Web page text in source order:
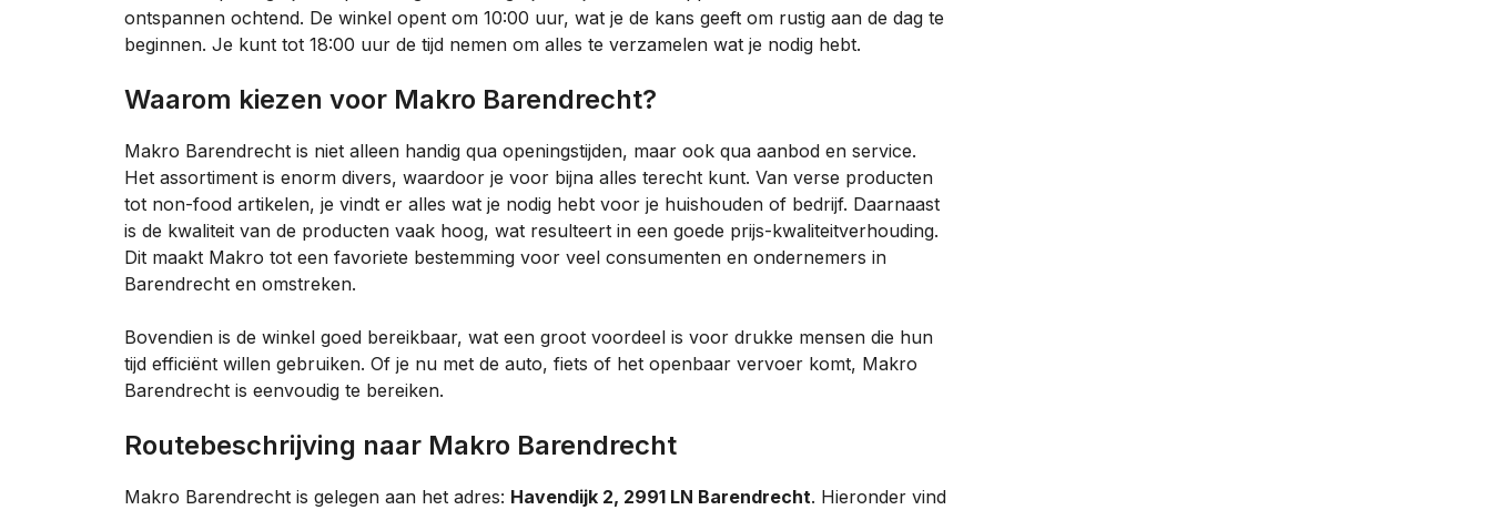
ontspannen ochtend. De winkel opent om 10:00 uur, wat je de kans geeft om rustig aan de dag te
beginnen. Je kunt tot 18:00 uur de tijd nemen om alles te verzamelen wat je nodig hebt.
Waarom kiezen voor Makro Barendrecht?
Makro Barendrecht is niet alleen handig qua openingstijden, maar ook qua aanbod en service.
Het assortiment is enorm divers, waardoor je voor bijna alles terecht kunt. Van verse producten
tot non-food artikelen, je vindt er alles wat je nodig hebt voor je huishouden of bedrijf. Daarnaast
is de kwaliteit van de producten vaak hoog, wat resulteert in een goede prijs-kwaliteitverhouding.
Dit maakt Makro tot een favoriete bestemming voor veel consumenten en ondernemers in
Barendrecht en omstreken.
Bovendien is de winkel goed bereikbaar, wat een groot voordeel is voor drukke mensen die hun
tijd efficiënt willen gebruiken. Of je nu met de auto, fiets of het openbaar vervoer komt, Makro
Barendrecht is eenvoudig te bereiken.
Routebeschrijving naar Makro Barendrecht
Makro Barendrecht is gelegen aan het adres: Havendijk 2, 2991 LN Barendrecht. Hieronder vind